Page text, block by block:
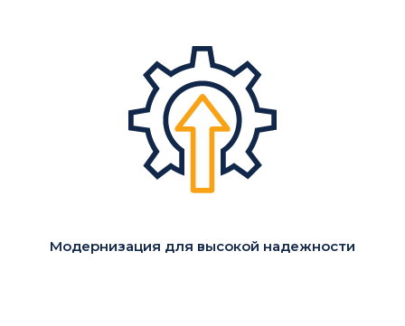
Модернизация для высокой надежности